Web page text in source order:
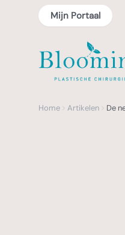
Mijn Portaal
Home Artikelen De